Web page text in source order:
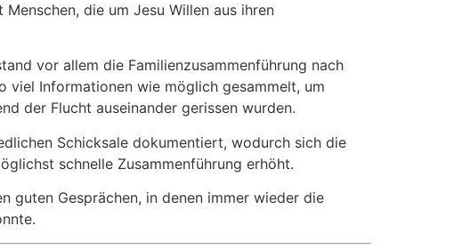
die um Jesu Willen aus ihren
vor allem die Familienzusammenführung nach
viel Informationen wie möglich gesammelt, um
der Flucht auseinander gerissen wurden.
Schicksale dokumentiert, wodurch sich die
schnelle Zusammenführung erhöht.
guten Gesprächen, in denen immer wieder die